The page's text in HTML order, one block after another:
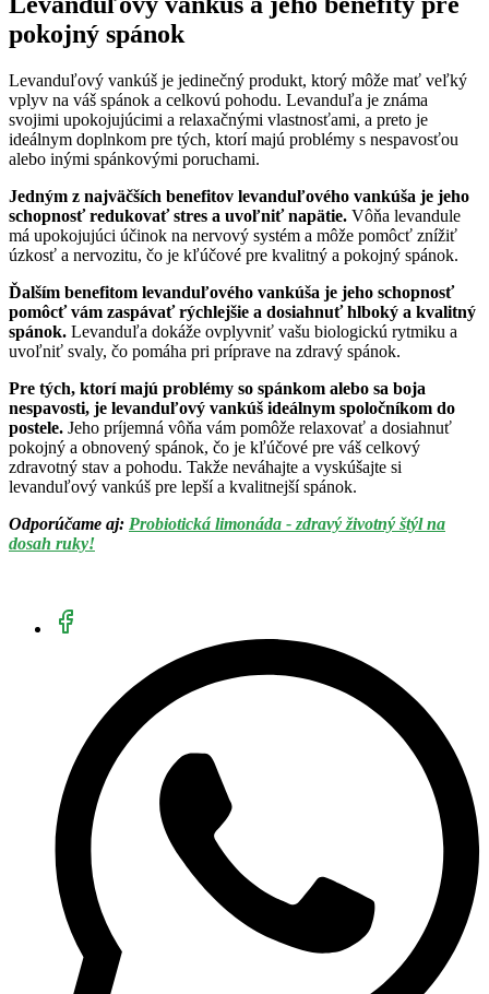
pokojný spánok
Levanduľový vankúš je jedinečný produkt, ktorý môže mať veľký
vplyv na váš spánok a celkovú pohodu. Levanduľa je známa
svojimi upokojujúcimi a relaxačnými vlastnosťami, a preto je
ideálnym doplnkom pre tých, ktorí majú problémy s nespavosťou
alebo inými spánkovými poruchami.
Jedným z najväčších benefitov levanduľového vankúša je jeho
schopnosť redukovať stres a uvoľniť napätie. Vôňa levandule
má upokojujúci účinok na nervový systém a môže pomôcť znížiť
úzkosť a nervozitu, čo je kľúčové pre kvalitný a pokojný spánok.
Ďalším benefitom levanduľového vankúša je jeho schopnosť
pomôcť vám zaspávať rýchlejšie a dosiahnuť hlboký a kvalitný
spánok. Levanduľa dokáže ovplyvniť vašu biologickú rytmiku a
uvoľniť svaly, čo pomáha pri príprave na zdravý spánok.
Pre tých, ktorí majú problémy so spánkom alebo sa boja
nespavosti, je levanduľový vankúš ideálnym spoločníkom do
postele. Jeho príjemná vôňa vám pomôže relaxovať a dosiahnuť
pokojný a obnovený spánok, čo je kľúčové pre váš celkový
zdravotný stav a pohodu. Takže neváhajte a vyskúšajte si
levanduľový vankúš pre lepší a kvalitnejší spánok.
Odporúčame aj: Probiotická limonáda - zdravý životný štýl na
dosah ruky!